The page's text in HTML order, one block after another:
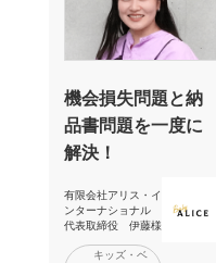
機会損失問題と納
品書問題を一度に
解決！
有限会社アリス・イ
ンターナショナル
代表取締役 伊藤様
キッズ・ベ